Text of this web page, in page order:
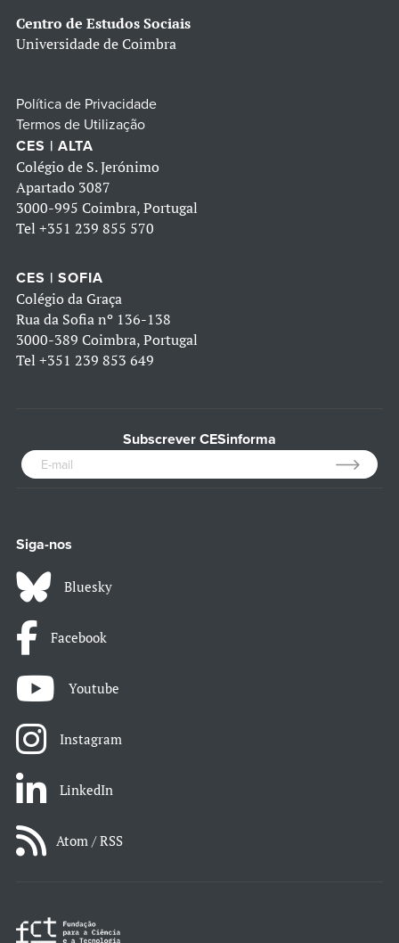
Centro de Estudos Sociais
Universidade de Coimbra
Política de Privacidade
Termos de Utilização
CES | ALTA
Colégio de S. Jerónimo
Apartado 3087
3000-995 Coimbra, Portugal
Tel +351 239 855 570
CES | SOFIA
Colégio da Graça
Rua da Sofia nº 136-138
3000-389 Coimbra, Portugal
Tel +351 239 853 649
Subscrever CESinforma
Siga-nos
Bluesky
Facebook
Youtube
Instagram
LinkedIn
Atom / RSS